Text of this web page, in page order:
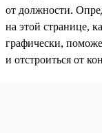
от должности.
на этой странице,
графически,
и отстроиться от